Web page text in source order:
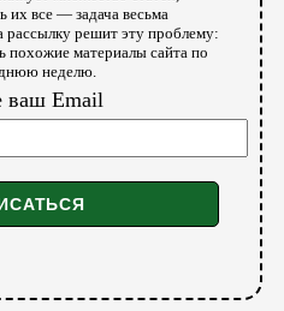
их все — задача весьма
рассылку решит эту проблему:
похожие материалы сайта по
неделю.
ваш Email